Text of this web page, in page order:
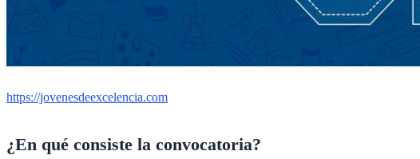
https://jovenesdeexcelencia.com
¿En qué consiste la convocatoria?